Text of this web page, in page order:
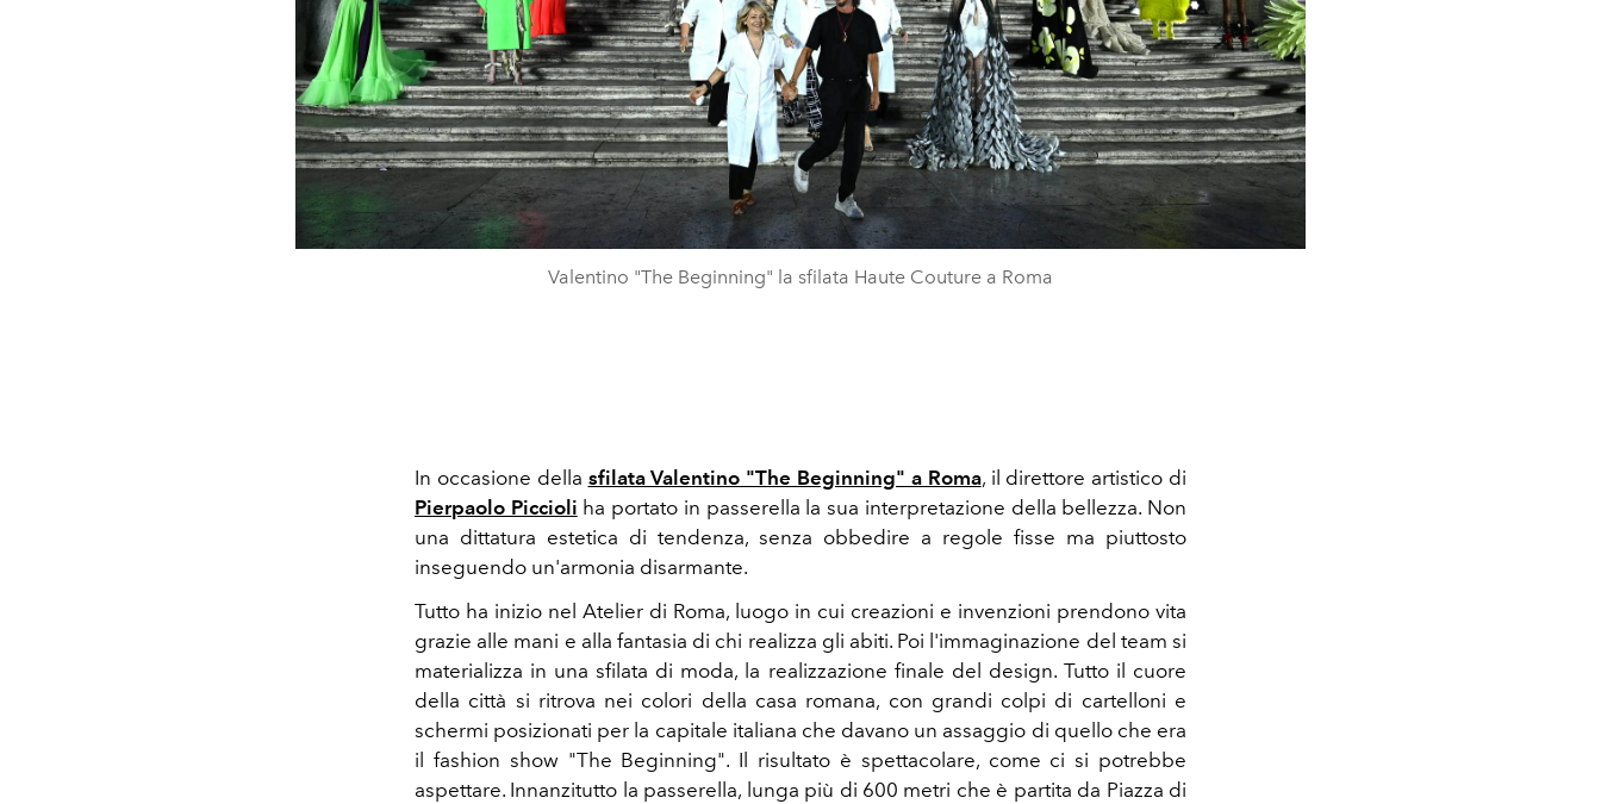
Valentino "The Beginning" la sfilata Haute Couture a Roma
In occasione della sfilata Valentino "The Beginning" a Roma, il direttore artistico di
Pierpaolo Piccioli ha portato in passerella la sua interpretazione della bellezza. Non
una dittatura estetica di tendenza, senza obbedire a regole fisse ma piuttosto
inseguendo un'armonia disarmante.
Tutto ha inizio nel Atelier di Roma, luogo in cui creazioni e invenzioni prendono vita
grazie alle mani e alla fantasia di chi realizza gli abiti. Poi l'immaginazione del team si
materializza in una sfilata di moda, la realizzazione finale del design. Tutto il cuore
della città si ritrova nei colori della casa romana, con grandi colpi di cartelloni e
schermi posizionati per la capitale italiana che davano un assaggio di quello che era
il fashion show "The Beginning". Il risultato è spettacolare, come ci si potrebbe
aspettare. Innanzitutto la passerella, lunga più di 600 metri che è partita da Piazza di